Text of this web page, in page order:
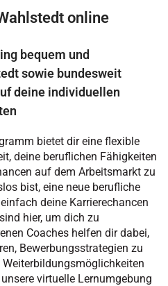
online
bequem und
sowie bundesweit
deine individuellen
bietet dir eine flexible
deine beruflichen Fähigkeiten
auf dem Arbeitsmarkt zu
bist, eine neue berufliche
deine Karrierechancen
hier, um dich zu
Coaches helfen dir dabei,
Bewerbungsstrategien zu
virtuelle Lernumgebung